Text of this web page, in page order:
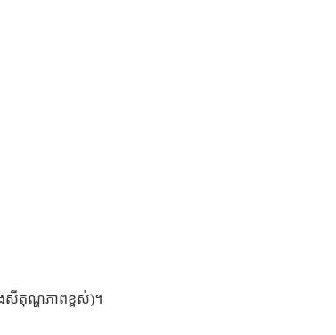
សីតុណ្ហភាពខ្ពស់)។